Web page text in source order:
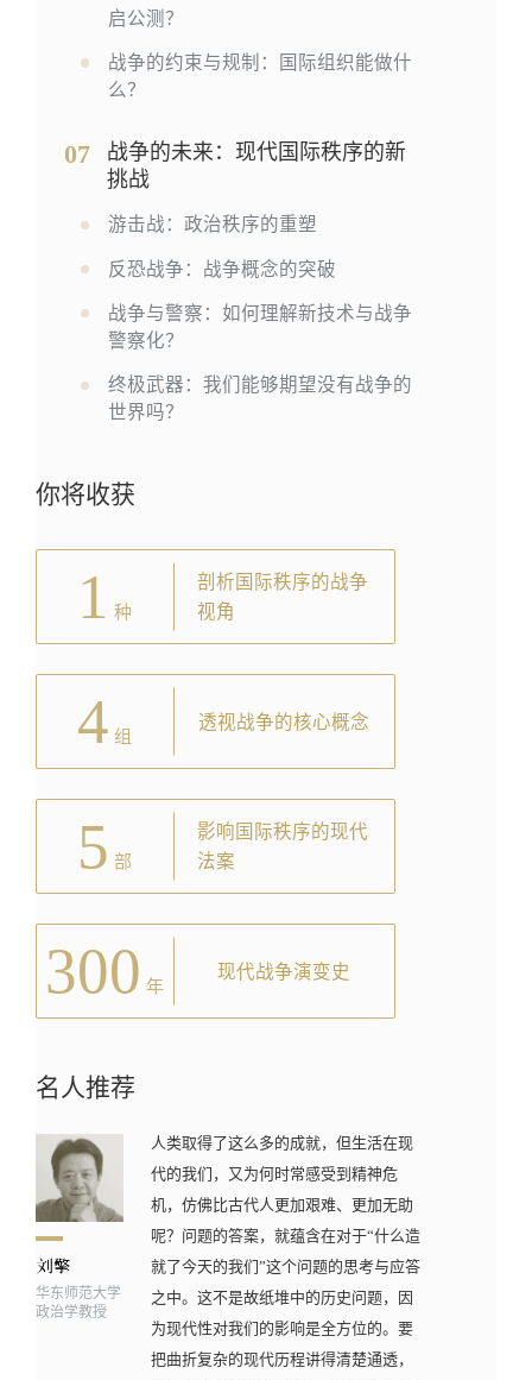
启公测？
战争的约束与规制：国际组织能做什
么？
07
战争的未来：现代国际秩序的新
挑战
游击战：政治秩序的重塑
反恐战争：战争概念的突破
战争与警察：如何理解新技术与战争
警察化？
终极武器：我们能够期望没有战争的
世界吗？
你将收获
1 种
剖析国际秩序的战争
视角
4 组
透视战争的核心概念
5 部
影响国际秩序的现代
法案
300 年
现代战争演变史
名人推荐
华东师范大学
政治学教授
人类取得了这么多的成就，但生活在现
代的我们，又为何时常感受到精神危
机，仿佛比古代人更加艰难、更加无助
呢？问题的答案，就蕴含在对于“什么造
就了今天的我们”这个问题的思考与应答
之中。这不是故纸堆中的历史问题，因
为现代性对我们的影响是全方位的。要
把曲折复杂的现代历程讲得清楚通透，